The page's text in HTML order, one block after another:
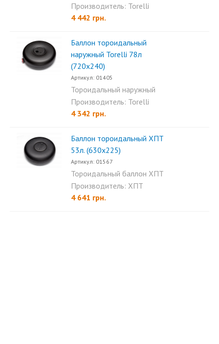
баллон Torelli 72л (650х270)...
Производитель: Torelli
4 442 грн.
Баллон тороидальный
наружный Torelli 78л
(720х240)
Артикул: 01405
Тороидальный наружный
баллон Torelli 78л (720x240)...
Производитель: Torelli
4 342 грн.
Баллон тороидальный ХПТ
53л. (630х225)
Артикул: 01567
Тороидальный баллон ХПТ
53л. (630х225) внутренний...
Производитель: ХПТ
4 641 грн.